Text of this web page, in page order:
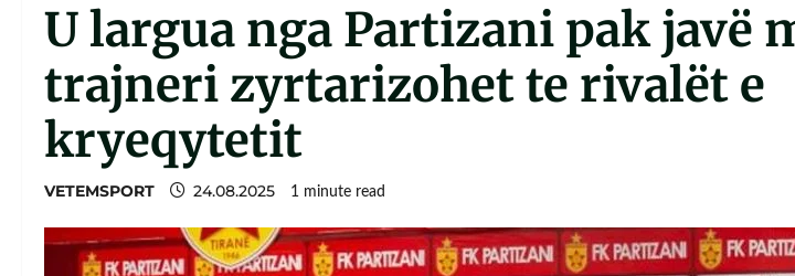
U largua nga Partizani pak javë
trajneri zyrtarizohet te rivalët e
kryeqytetit
VETEMSPORT 24.08.2025 1 minute read